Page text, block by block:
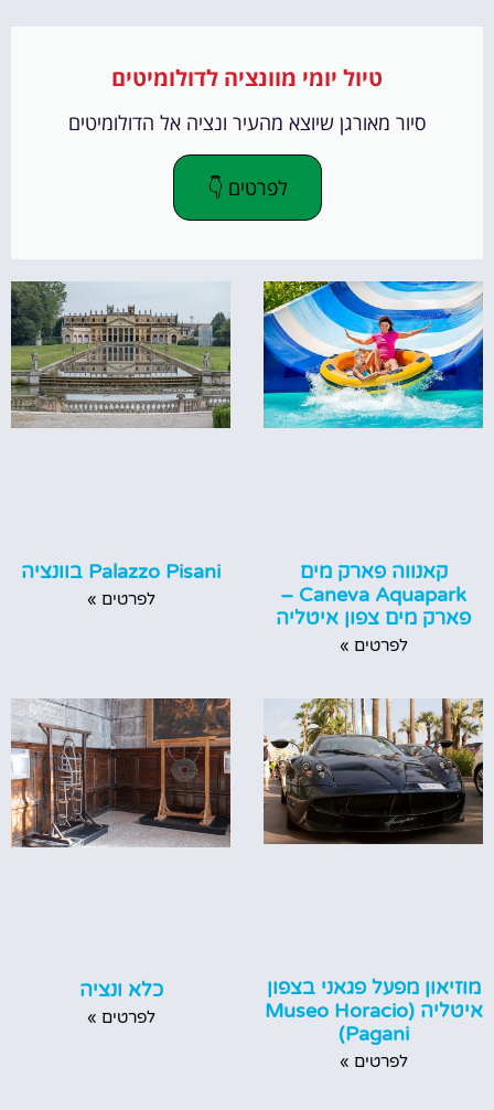
טיול יומי מוונציה לדולומיטים
סיור מאורגן שיוצא מהעיר ונציה אל הדולומיטים
לפרטים 👇
קאנווה פארק מים
Caneva Aquapark –
פארק מים צפון איטליה
לפרטים »
Palazzo Pisani בוונציה
לפרטים »
מוזיאון מפעל פגאני בצפון
איטליה (Museo Horacio
Pagani)
לפרטים »
כלא ונציה
לפרטים »